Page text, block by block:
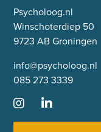
Psycholoog.nl
Winschoterdiep 50
9723 AB Groningen
info@psycholoog.nl
085 273 3339